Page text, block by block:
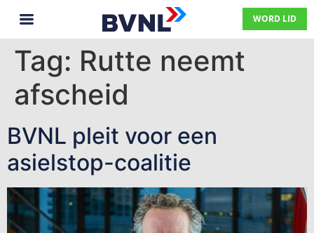
WORD LID
Tag: Rutte neemt
afscheid
BVNL pleit voor een
asielstop-coalitie